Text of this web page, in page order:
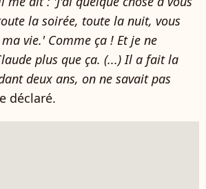
la soirée, toute la nuit, vous
vie.' Comme ça ! Et je ne
plus que ça. (...) Il a fait la
deux ans, on ne savait pas
déclaré.